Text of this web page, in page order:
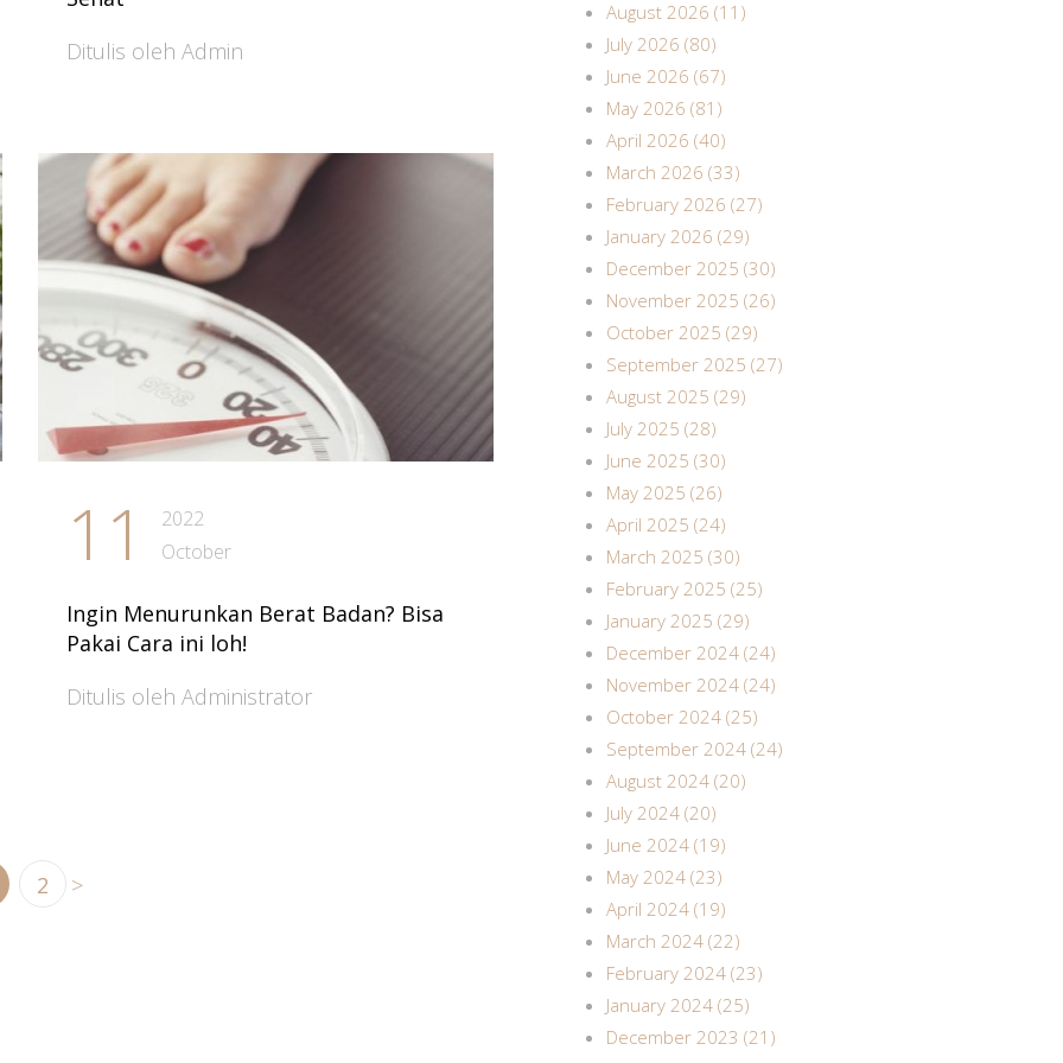
Ditulis oleh Admin
11
2022
October
Ingin Menurunkan Berat Badan? Bisa
Pakai Cara ini loh!
Ditulis oleh Administrator
2 >
August 2026 (11)
July 2026 (80)
June 2026 (67)
May 2026 (81)
April 2026 (40)
March 2026 (33)
February 2026 (27)
January 2026 (29)
December 2025 (30)
November 2025 (26)
October 2025 (29)
September 2025 (27)
August 2025 (29)
July 2025 (28)
June 2025 (30)
May 2025 (26)
April 2025 (24)
March 2025 (30)
February 2025 (25)
January 2025 (29)
December 2024 (24)
November 2024 (24)
October 2024 (25)
September 2024 (24)
August 2024 (20)
July 2024 (20)
June 2024 (19)
May 2024 (23)
April 2024 (19)
March 2024 (22)
February 2024 (23)
January 2024 (25)
December 2023 (21)